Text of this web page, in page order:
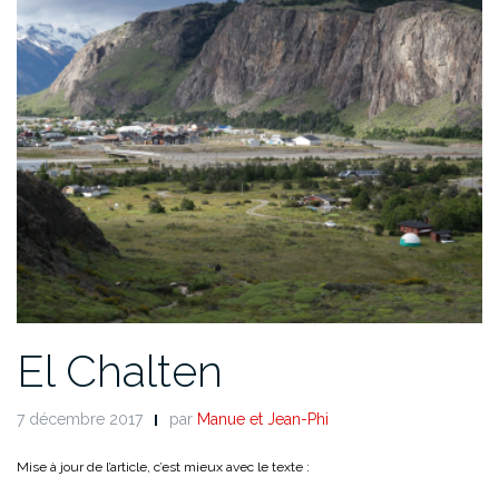
El Chalten
7 décembre 2017 par Manue et Jean-Phi
Mise à jour de l’article, c’est mieux avec le texte :